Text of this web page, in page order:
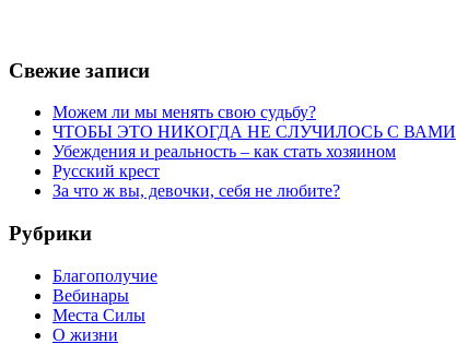
Свежие записи
Можем ли мы менять свою судьбу?
ЧТОБЫ ЭТО НИКОГДА НЕ СЛУЧИЛОСЬ С ВАМИ
Убеждения и реальность – как стать хозяином
Русский крест
За что ж вы, девочки, себя не любите?
Рубрики
Благополучие
Вебинары
Места Силы
О жизни